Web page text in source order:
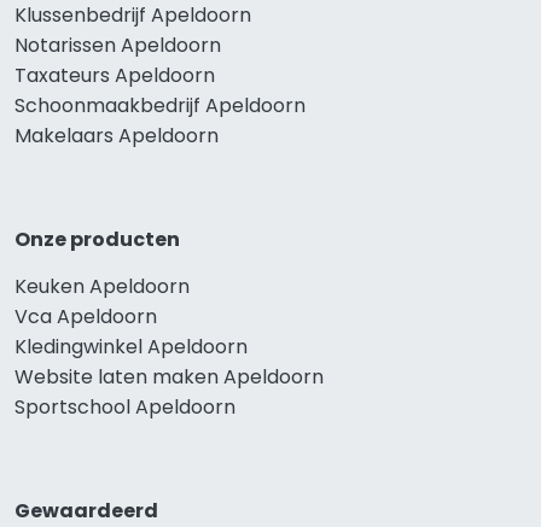
Klussenbedrijf Apeldoorn
Notarissen Apeldoorn
Taxateurs Apeldoorn
Schoonmaakbedrijf Apeldoorn
Makelaars Apeldoorn
Onze producten
Keuken Apeldoorn
Vca Apeldoorn
Kledingwinkel Apeldoorn
Website laten maken Apeldoorn
Sportschool Apeldoorn
Gewaardeerd